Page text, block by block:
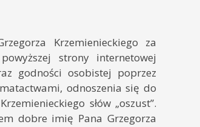
Krzemienieckiego za
strony internetowej
godności osobistej poprzez
odnoszenia się do
słów „oszust”.
dobre imię Pana Grzegorza